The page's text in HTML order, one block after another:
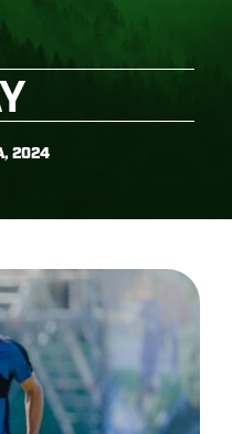
2024